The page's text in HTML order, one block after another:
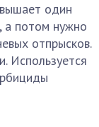
один
а потом нужно
отпрысков.
Используется